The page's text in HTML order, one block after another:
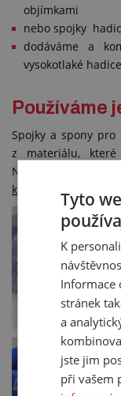
objímkami
nebo spojky
dodáváme a
vysokotlaké
Používáme
Spojky a spony
z materiálu,
Nejčastěji
koncovky. Tyto
K
Informace
stránek
a
jste jim
při vašem